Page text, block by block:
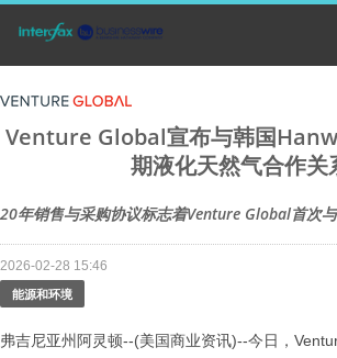
Venture Global宣布与韩国
期液化天然气合作关
20年销售与采购协议标志着Venture Global首次
2026-02-28 15:46
能源和环境
弗吉尼亚州阿灵顿--(美国商业资讯)--今日，